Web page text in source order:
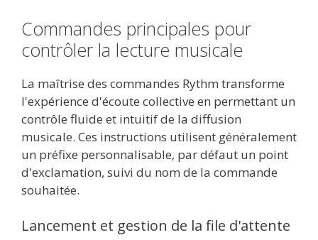
Commandes principales pour
contrôler la lecture musicale
La maîtrise des commandes Rythm transforme
l'expérience d'écoute collective en permettant un
contrôle fluide et intuitif de la diffusion
musicale. Ces instructions utilisent généralement
un préfixe personnalisable, par défaut un point
d'exclamation, suivi du nom de la commande
souhaitée.
Lancement et gestion de la file d'attente